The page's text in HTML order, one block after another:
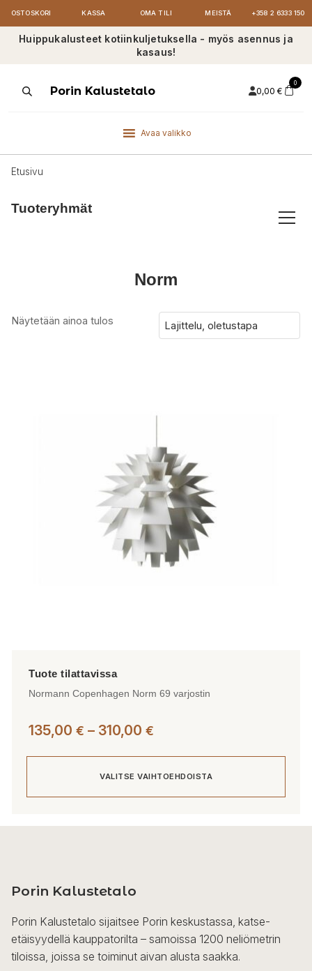
OSTOSKORI KASSA OMA TILI MEISTÄ +358 2 6333 150
Huippukalusteet kotiinkuljetuksella - myös asennus ja
kasaus!
ProductsPorin Kalustetalo 0,00 €
0
Avaa valikko
Etusivu
Tuoteryhmät
Norm
Näytetään ainoa tulos
Normann Copenhagen Norm 69 varjostin
135,00 € – 310,00 €
310,00 €
VALITSE VAIHTOEHDOISTA
muunnelma.
tehdä
valinnat
tuotteen
Porin Kalustetalo
Porin Kalustetalo sijaitsee Porin keskustassa, katse-
etäisyydellä kauppatorilta – samoissa 1200 neliömetrin
tiloissa, joissa se toiminut aivan alusta saakka.